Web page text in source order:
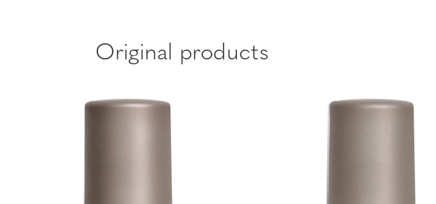
Original products